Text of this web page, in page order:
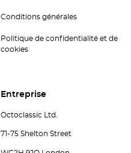
Conditions générales
Politique de confidentialité et de
cookies
Entreprise
Octoclassic Ltd.
71-75 Shelton Street